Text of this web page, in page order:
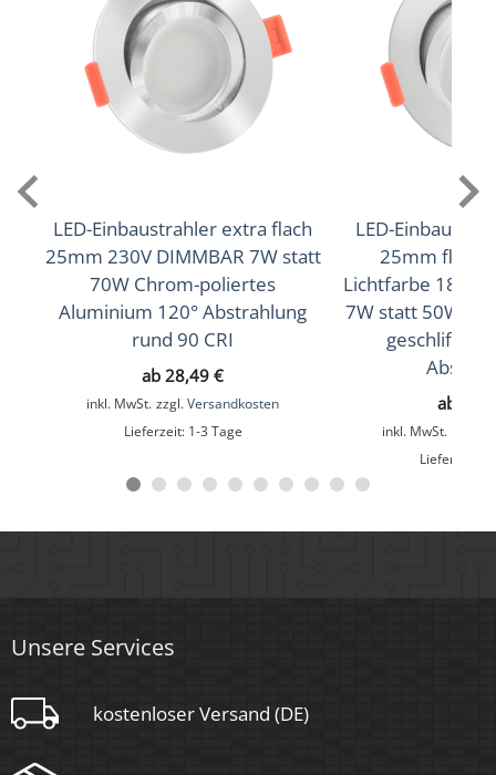
120° Milchglas
Lichtstrom (Lumen)
Lichtfarbtemperatur (K)
2700–5700K RGB+CCT (Freie Farbwahl)
Farbwiedergabe (CRI / Ra)
98 (Vollspektrum)
Schutzklasse (IP)
Mittlere Lebensdauer
35.000 Std.
Sockel
LED-Einbaustrahler extra flach
25mm 230V DIMMBAR 7W statt
70W Chrom-poliertes
Aluminium 120° Abstrahlung
rund 90 CRI
ab 28,49 €
inkl. MwSt. zzgl. Versandkosten
Lieferzeit: 1-3 Tage
LED-
25mm flach
Lichtfarbe 1800-
7W statt 50W
geschliffen
ab
inkl. MwSt.
Lieferzeit:
Unsere Services
kostenloser Versand (DE)